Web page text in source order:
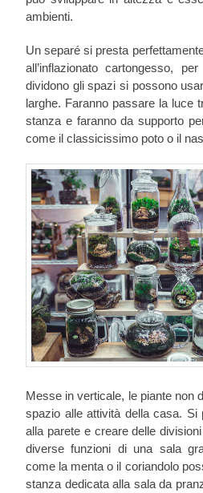
ambienti.
Un separé si presta
all’inflazionato cartongesso,
dividono gli spazi si possono
larghe. Faranno passare la luce
stanza e faranno da supporto
come il classicissimo poto o il
Messe in verticale, le piante non
spazio alle attività della casa. Si
alla parete e creare delle
diverse funzioni di una sala
come la menta o il coriandolo
stanza dedicata alla sala da